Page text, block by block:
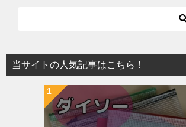
当サイトの人気記事はこちら！